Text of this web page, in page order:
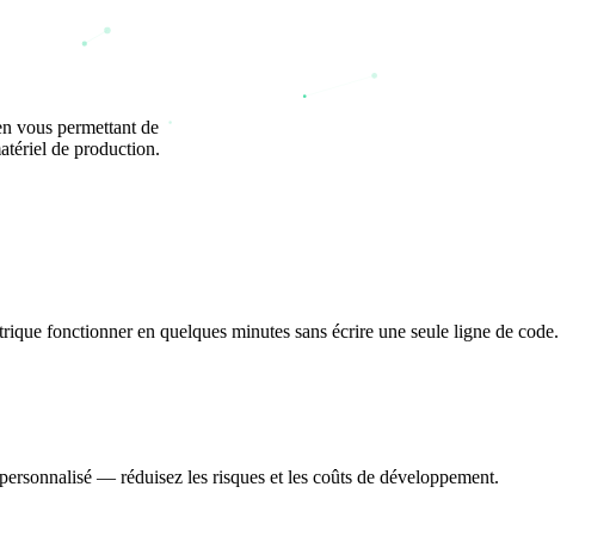
vous permettant de
de production.
fonctionner en quelques minutes sans écrire une seule ligne de code.
— réduisez les risques et les coûts de développement.